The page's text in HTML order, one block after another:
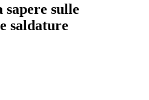
sapere sulle
saldature